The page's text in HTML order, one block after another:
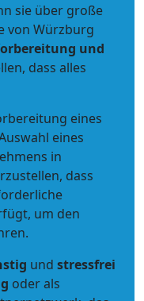
sie über große
von Würzburg
und
dass alles
eines
eines
in
dass
um den
und stressfrei
oder als